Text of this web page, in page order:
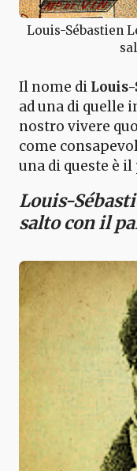
Louis-Sébastien
Il nome di
ad una di quelle
nostro vivere
come
una di queste è il
Louis-
salto con il